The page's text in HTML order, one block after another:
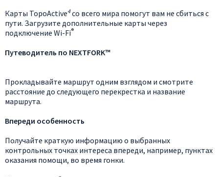
Карты TopoActive4со всего мира помогут вам не сбиться с
пути. Загрузите дополнительные карты через
подключение Wi-Fi®
Путеводитель по NEXTFORK™
Прокладывайте маршрут одним взглядом и смотрите
расстояние до следующего перекрестка и название
маршрута.
Впереди особенность
Получайте краткую информацию о выбранных
контрольных точках интереса впереди, например, пунктах
оказания помощи, во время гонки.